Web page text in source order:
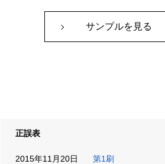
サンプルを見る
正誤表
2015年11月20日 第1刷